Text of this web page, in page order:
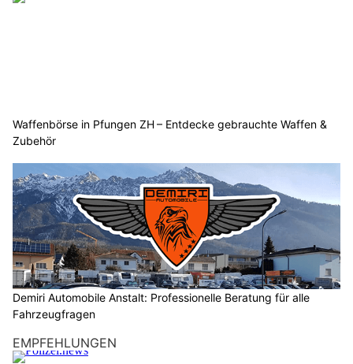
Waffenbörse in Pfungen ZH – Entdecke gebrauchte Waffen &
Zubehör
Demiri Automobile Anstalt: Professionelle Beratung für alle
Fahrzeugfragen
EMPFEHLUNGEN